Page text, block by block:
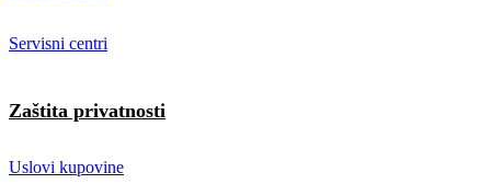
Servisni centri
Zaštita privatnosti
Uslovi kupovine